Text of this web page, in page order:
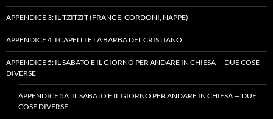
APPENDICE 3: IL TZITZIT (FRANGE, CORDONI, NAPPE)
APPENDICE 4: I CAPELLI E LA BARBA DEL CRISTIANO
APPENDICE 5: IL SABATO E IL GIORNO PER ANDARE IN CHIESA — DUE COSE
DIVERSE
APPENDICE 5A: IL SABATO E IL GIORNO PER ANDARE IN CHIESA — DUE
COSE DIVERSE